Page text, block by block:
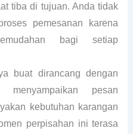
tiba di tujuan. Anda tidak
pemesanan karena
bagi setiap
buat dirancang dengan
pesan
kebutuhan karangan
perpisahan ini terasa